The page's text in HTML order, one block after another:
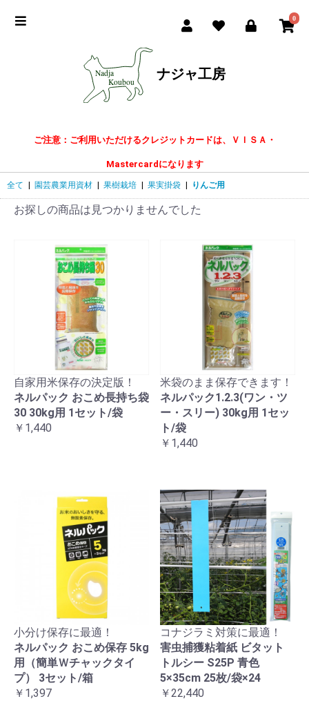
0
ナジャ工房
ご注意：ご利用いただけるクレジットカードは、ＶＩＳＡ・
Mastercardになります
全て 園芸農業用資材 果樹栽培 果実掛袋 りんご用
お探しの商品は見つかりませんでした
自家用米保存の決定版！
ネルパック おこめ長持ち袋
30 30kg用 1セット/袋
￥1,440
米袋のまま保存できます！
ネルパック1.2.3(ワン・ツ
ー・スリー) 30kg用 1セッ
ト/袋
￥1,440
小分け保存に最適！
ネルパック おこめ保存 5kg
用（簡単Ｗチャックタイ
プ） 3セット/箱
￥1,397
コナジラミ対策に最適！
害虫捕獲粘着紙 ビタット
トルシー S25P 青色
5×35cm 25枚/袋×24
￥22,440